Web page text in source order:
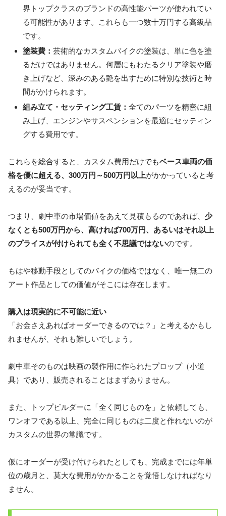
界トップクラスのブランドの高性能パーツが使われてい
る可能性があります。これらも一つ数十万円する高級品
です。
塗装費： 芸術的なカスタムバイクの塗装は、単に色を塗
るだけではありません。何層にもわたるクリア塗装や磨
き上げなど、深みのある艶を出すために特別な技術と時
間がかけられます。
組み立て・セッティング工賃： 全てのパーツを精密に組
み上げ、エンジンやサスペンションを最適にセッティン
グする費用です。
これらを総合すると、カスタム費用だけでもベース車両の価
格を優に超える、300万円～500万円以上がかかっていると考
えるのが妥当です。
つまり、劇中車の市場価値をあえて見積もるのであれば、 少
なくとも500万円から、高ければ700万円、あるいはそれ以上
のプライスが付けられても全く不思議ではないのです。
もはや移動手段としてのバイクの価格ではなく、唯一無二の
アート作品としての価値がそこには存在します。
購入は現実的に不可能に近い
「お金さえあればオーダーできるのでは？」と考えるかもし
れませんが、それも難しいでしょう。
劇中車そのものは映画の製作用に作られたプロップ（小道
具）であり、販売されることはまずありません。
また、トップビルダーに「全く同じものを」と依頼しても、
ワンオフである以上、完全に同じものは二度と作れないのが
カスタムの世界の常識です。
仮にオーダーが受け付けられたとしても、完成までには年単
位の歳月と、莫大な費用がかかることを覚悟しなければなり
ません。